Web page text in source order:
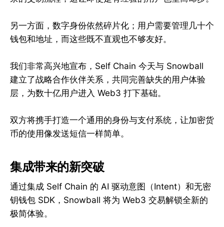
另一方面，数字身份依然碎片化；用户需要管理几十个
钱包和地址，而这些既不直观也不够友好。
我们非常高兴地宣布，Self Chain 今天与 Snowball
建立了战略合作伙伴关系，共同完善缺失的用户体验
层，为数十亿用户进入 Web3 打下基础。
双方将携手打造一个通用的身份与支付系统，让加密货
币的使用像发送短信一样简单。
集成带来的新突破
通过集成 Self Chain 的 AI 驱动意图（Intent）和无密
钥钱包 SDK，Snowball 将为 Web3 交易解锁全新的
极简体验。